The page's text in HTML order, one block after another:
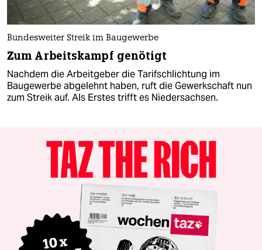
Bundesweiter Streik im Baugewerbe
Zum Arbeitskampf genötigt
Nachdem die Arbeitgeber die Tarifschlichtung im
Baugewerbe abgelehnt haben, ruft die Gewerkschaft nun
zum Streik auf. Als Erstes trifft es Niedersachsen.